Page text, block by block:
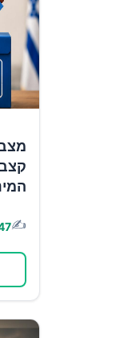
✍️